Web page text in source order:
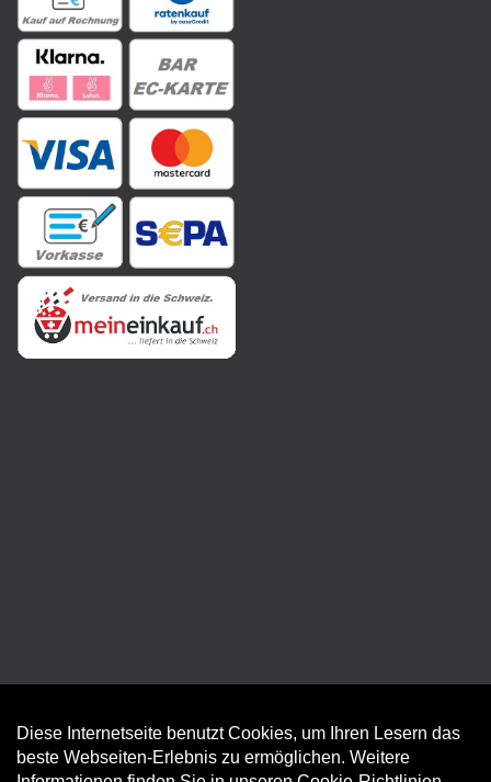
Diese Internetseite benutzt Cookies, um Ihren Lesern das
beste Webseiten-Erlebnis zu ermöglichen. Weitere
Auftrag widerrufen